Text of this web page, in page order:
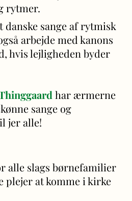
rytmer.
sange af rytmisk
arbejde med kanons
hvis lejligheden byder
har ærmerne
sange og
jer alle!
alle slags børnefamilier
plejer at komme i kirke